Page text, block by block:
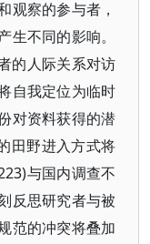
观察的参与者，
不同的影响。
的人际关系对访
自我定位为临时
对资料获得的潜
田野进入方式将
与国内调查不
反思研究者与被
范的冲突将叠加